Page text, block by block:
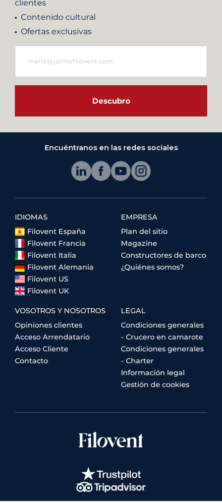
clientes
Contenido cultural
Ofertas exclusivas
Descubro
Encuéntranos en las redes sociales
IDIOMAS
Filovent España
Filovent Francia
Filovent Italia
Filovent Alemania
Filovent US
Filovent UK
EMPRESA
Plan del sitio
Magazine
Constructores de barco
¿Quiénes somos?
VOSOTROS Y NOSOTROS
Opiniones clientes
Acceso Arrendatario
Acceso Cliente
Contacto
LEGAL
Condiciones generales
- Crucero en camarote
Condiciones generales
- Charter
Información legal
Gestión de cookies